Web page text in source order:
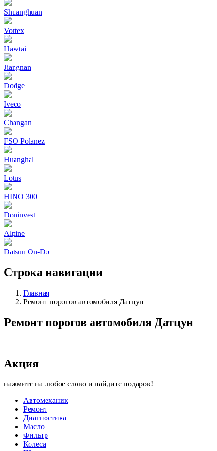
Shuanghuan
Vortex
Hawtai
Jiangnan
Dodge
Iveco
Changan
FSO Polanez
Huanghal
Lotus
HINO 300
Doninvest
Alpine
Datsun On-Do
Строка навигации
Главная
Ремонт порогов автомобиля Датцун
Ремонт порогов автомобиля Датцун
Акция
нажмите на любое слово и найдите подарок!
Автомеханик
Ремонт
Диагностика
Масло
Фильтр
Колеса